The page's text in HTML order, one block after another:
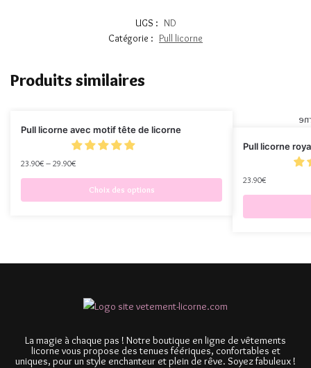
UGS : ND
Catégorie : Pull licorne
Produits similaires
Pull licorne avec motif tête de licorne
23.90€ – 29.90€
Choix des options
Pull licorne
23.90€
La magie à chaque pas ! Notre boutique en ligne de vêtements
licorne vous propose des tenues féériques, confortables et
uniques, pour un style enchanteur et plein de rêve. Soyez fabuleux !